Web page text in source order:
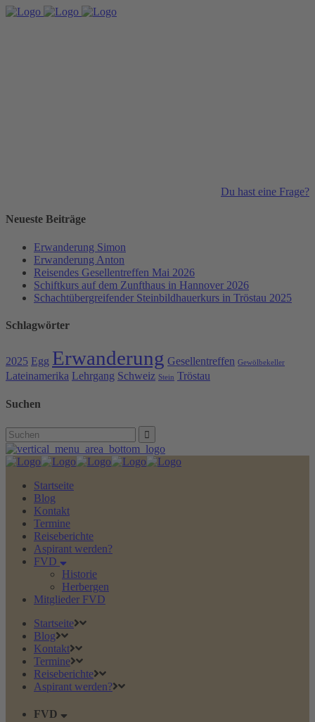
Du hast eine Frage?
Neueste Beiträge
Erwanderung Simon
Erwanderung Anton
Reisendes Gesellentreffen Mai 2026
Schiftkurs auf dem Zunfthaus in Hannover 2026
Schachtübergreifender Steinbildhauerkurs in Tröstau 2025
Schlagwörter
2025 Egg Erwanderung Gesellentreffen Gewölbekeller
Lateinamerika Lehrgang Schweiz Stein Tröstau
Suchen
Search
for:
Startseite
Blog
Kontakt
Termine
Reiseberichte
Aspirant werden?
FVD
Historie
Herbergen
Mitglieder FVD
Startseite
Blog
Kontakt
Termine
Reiseberichte
Aspirant werden?
FVD